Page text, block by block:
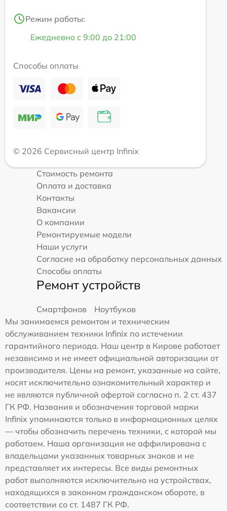
Режим работы:
Ежедневно с 9:00 до 21:00
Способы оплаты
© 2026 Сервисный центр Infinix
Стоимость ремонта
Оплата и доставка
Контакты
Вакансии
О компании
Ремонтируемые модели
Наши услуги
Согласие на обработку персональных данных
Способы оплаты
Ремонт устройств
Смартфонов
Ноутбуков
Мы занимаемся ремонтом и техническим
обслуживанием техники Infinix по истечении
гарантийного периода. Наш центр в Кирове работает
независимо и не имеет официальной авторизации от
производителя. Цены на ремонт, указанные на сайте,
носят исключительно ознакомительный характер и
не являются публичной офертой согласно п. 2 ст. 437
ГК РФ. Названия и обозначения торговой марки
Infinix упоминаются только в информационных целях
— чтобы обозначить перечень техники, с которой мы
работаем. Наша организация не аффилирована с
владельцами указанных товарных знаков и не
представляет их интересы. Все виды ремонтных
работ выполняются исключительно на устройствах,
находящихся в законном гражданском обороте, в
соответствии со ст. 1487 ГК РФ.